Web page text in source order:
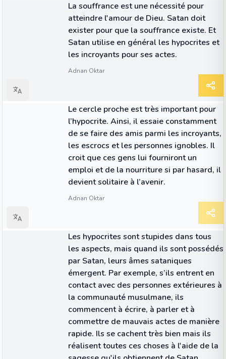
La souffrance est une nécessité pour
atteindre l'amour de Dieu. Satan doit
exister pour que la souffrance existe. Et
Satan utilise en général les hypocrites et
les incroyants pour ses actes.
Adnan Oktar
Le cercle proche est très important pour
l’hypocrite. Ainsi, il essaie constamment
de se faire des amis parmi les incroyants,
les escrocs et les personnes ignobles. Il
croit que ces gens lui fourniront un
emploi et de la nourriture si par hasard, il
devient solitaire à l’avenir.
Adnan Oktar
Les hypocrites sont stupides dans tous
les aspects, mais quand ils sont possédés
par Satan, leurs âmes sataniques
émergent. Par exemple, s’ils entrent en
contact avec des personnes extérieures à
la communauté musulmane, ils
commencent à écrire, à parler et à
commettre de mauvais actes de manière
rapide. Ils se cachent très bien mais ils
réalisent toutes ces choses à l'aide de la